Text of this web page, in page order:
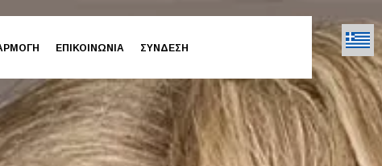
ΕΠΙΚΟΙΝΩΝΙΑ ΣΥΝΔΕΣΗ